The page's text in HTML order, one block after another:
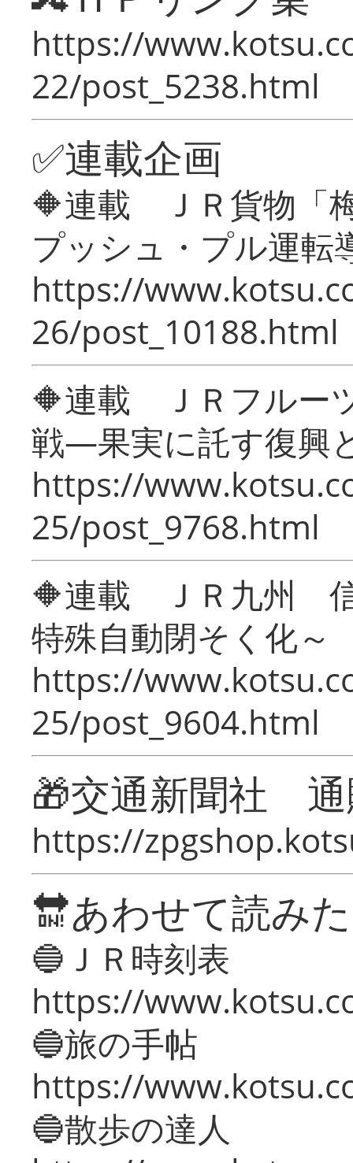
https://
22/post_5238.html
✅連載企画
🔶連載 ＪＲ貨物「
プッシュ・プル運転
https://
26/post_10188.html
🔶連載 ＪＲフルー
戦―果実に託す復興
https://
25/post_9768.html
🔶連載 ＪＲ九州 信
特殊自動閉そく化～
https://
25/post_9604.html
🎁交通新聞社
https://
🔛あわせて読み
🔵ＪＲ時刻表
https://
🔵旅の手帖
https://
🔵散歩の達人